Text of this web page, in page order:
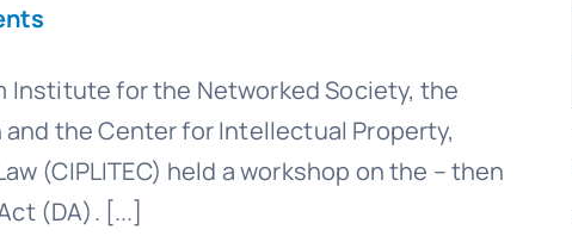
Institute for the Networked Society, the
the Center for Intellectual Property,
(CIPLITEC) held a workshop on the – then
(DA). [...]